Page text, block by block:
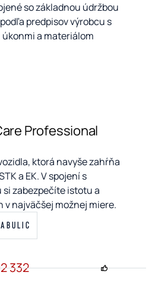
so základnou údržbou
predpisov výrobcu s
a materiálom
Professional
ktorá navyše zahŕňa
a EK. V spojení s
zabezpečíte istotu a
v najväčšej možnej miere.
332